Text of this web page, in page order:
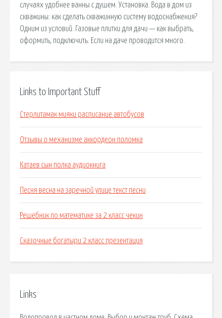
случаях удобнее ванны с душем. Установка. Вода в дом из
скважины: как сделать скважинную систему водоснабжения?
Одним из условий. Газовые плитки для дачи — как выбрать,
оформить, подключить. Если на даче проводится много.
Links to Important Stuff
Стерлитамак мияки расписание автобусов
Отзывы о механизме аккордеон поломка
Катаев сын полка аудиокнига
Песня весна на заречной улице текст песни
Решебник по математике за 2 класс чекин
Сказочные богатыри 2 класс презентация
Links